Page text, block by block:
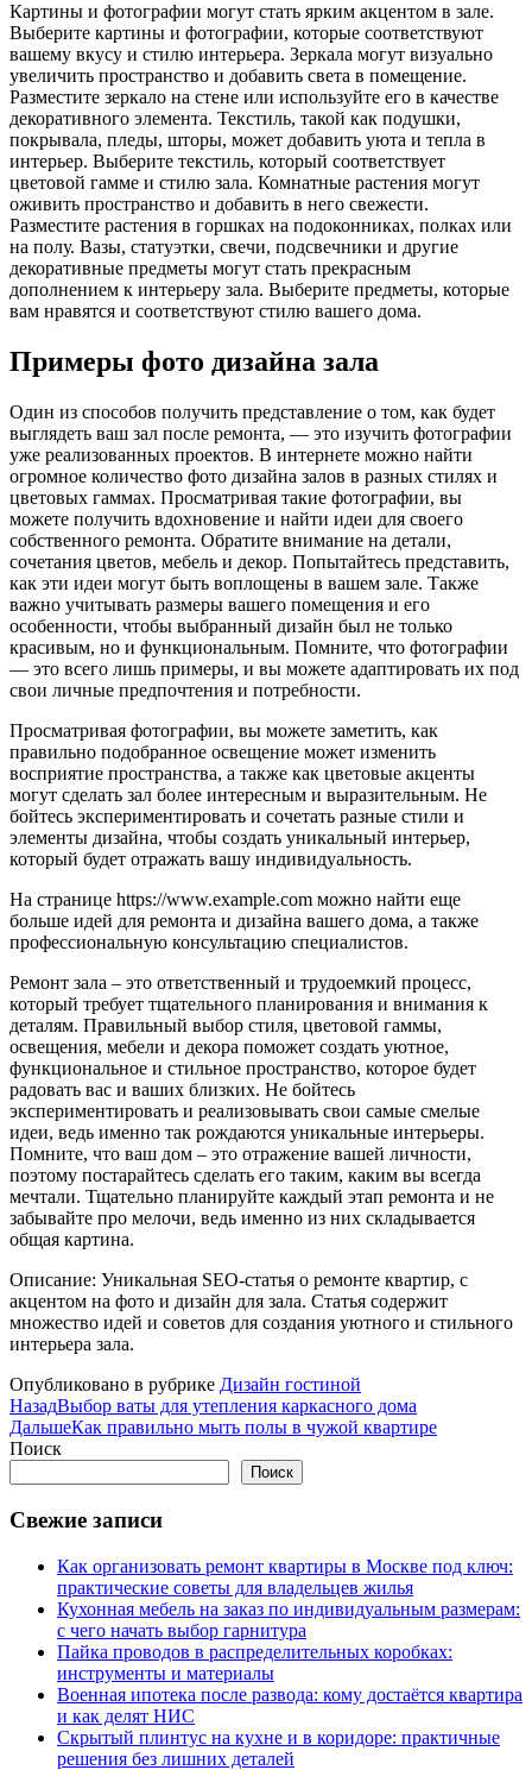
Картины и фотографии могут стать ярким акцентом в зале.
Выберите картины и фотографии, которые соответствуют
вашему вкусу и стилю интерьера. Зеркала могут визуально
увеличить пространство и добавить света в помещение.
Разместите зеркало на стене или используйте его в качестве
декоративного элемента. Текстиль, такой как подушки,
покрывала, пледы, шторы, может добавить уюта и тепла в
интерьер. Выберите текстиль, который соответствует
цветовой гамме и стилю зала. Комнатные растения могут
оживить пространство и добавить в него свежести.
Разместите растения в горшках на подоконниках, полках или
на полу. Вазы, статуэтки, свечи, подсвечники и другие
декоративные предметы могут стать прекрасным
дополнением к интерьеру зала. Выберите предметы, которые
вам нравятся и соответствуют стилю вашего дома.
Примеры фото дизайна зала
Один из способов получить представление о том, как будет
выглядеть ваш зал после ремонта, — это изучить фотографии
уже реализованных проектов. В интернете можно найти
огромное количество фото дизайна залов в разных стилях и
цветовых гаммах. Просматривая такие фотографии, вы
можете получить вдохновение и найти идеи для своего
собственного ремонта. Обратите внимание на детали,
сочетания цветов, мебель и декор. Попытайтесь представить,
как эти идеи могут быть воплощены в вашем зале. Также
важно учитывать размеры вашего помещения и его
особенности, чтобы выбранный дизайн был не только
красивым, но и функциональным. Помните, что фотографии
— это всего лишь примеры, и вы можете адаптировать их под
свои личные предпочтения и потребности.
Просматривая фотографии, вы можете заметить, как
правильно подобранное освещение может изменить
восприятие пространства, а также как цветовые акценты
могут сделать зал более интересным и выразительным. Не
бойтесь экспериментировать и сочетать разные стили и
элементы дизайна, чтобы создать уникальный интерьер,
который будет отражать вашу индивидуальность.
На странице https://www.example.com можно найти еще
больше идей для ремонта и дизайна вашего дома, а также
профессиональную консультацию специалистов.
Ремонт зала – это ответственный и трудоемкий процесс,
который требует тщательного планирования и внимания к
деталям. Правильный выбор стиля, цветовой гаммы,
освещения, мебели и декора поможет создать уютное,
функциональное и стильное пространство, которое будет
радовать вас и ваших близких. Не бойтесь
экспериментировать и реализовывать свои самые смелые
идеи, ведь именно так рождаются уникальные интерьеры.
Помните, что ваш дом – это отражение вашей личности,
поэтому постарайтесь сделать его таким, каким вы всегда
мечтали. Тщательно планируйте каждый этап ремонта и не
забывайте про мелочи, ведь именно из них складывается
общая картина.
Описание: Уникальная SEO-статья о ремонте квартир, с
акцентом на фото и дизайн для зала. Статья содержит
множество идей и советов для создания уютного и стильного
интерьера зала.
Опубликовано в рубрике Дизайн гостиной
НазадВыбор ваты для утепления каркасного дома
ДальшеКак правильно мыть полы в чужой квартире
Поиск
Поиск
Свежие записи
Как организовать ремонт квартиры в Москве под ключ:
практические советы для владельцев жилья
Кухонная мебель на заказ по индивидуальным размерам:
с чего начать выбор гарнитура
Пайка проводов в распределительных коробках:
инструменты и материалы
Военная ипотека после развода: кому достаётся квартира
и как делят НИС
Скрытый плинтус на кухне и в коридоре: практичные
решения без лишних деталей